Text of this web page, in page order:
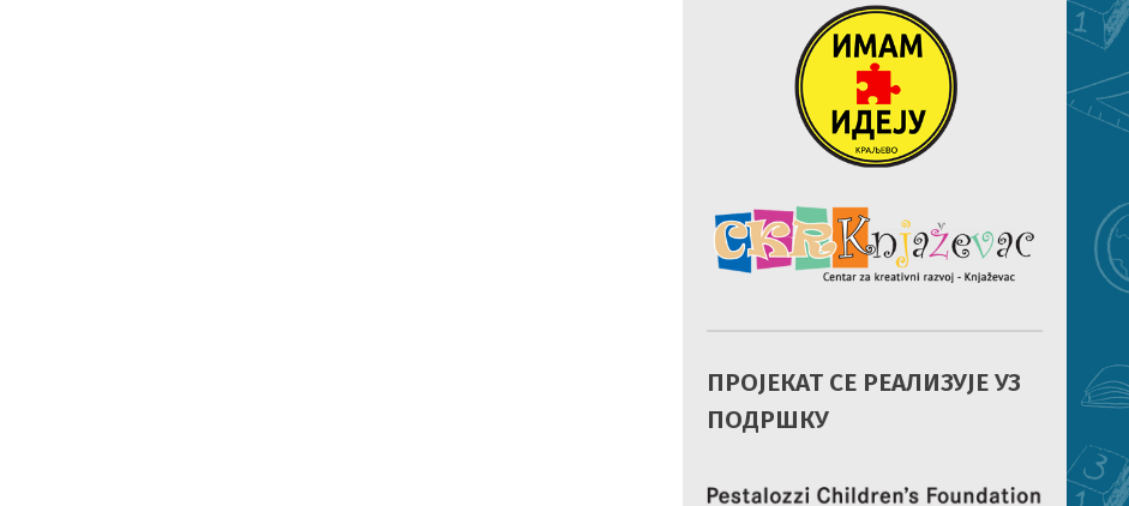
ПРОЈЕКАТ СЕ РЕАЛИЗУЈЕ УЗ
ПОДРШКУ